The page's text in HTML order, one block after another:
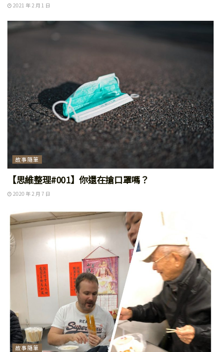
2021 年 2 月 1 日
故事隨筆
【思維整理#001】你還在搶口罩嗎？
2020 年 2 月 7 日
故事隨筆